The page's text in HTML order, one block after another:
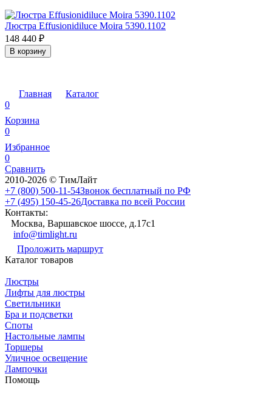
Люстра Effusionidiluce Moira 5390.1102
148 440 ₽
В корзину
Главная
Каталог
0
Корзина
0
Избранное
0
Сравнить
2010-2026 © ТимЛайт
+7 (800) 500-11-54Звонок бесплатный по РФ
+7 (495) 150-45-26Доставка по всей России
Контакты:
Москва, Варшавское шоссе, д.17c1
info@timlight.ru
Проложить маршрут
Каталог товаров
Люстры
Лифты для люстры
Светильники
Бра и подсветки
Споты
Настольные лампы
Торшеры
Уличное освещение
Лампочки
Помощь